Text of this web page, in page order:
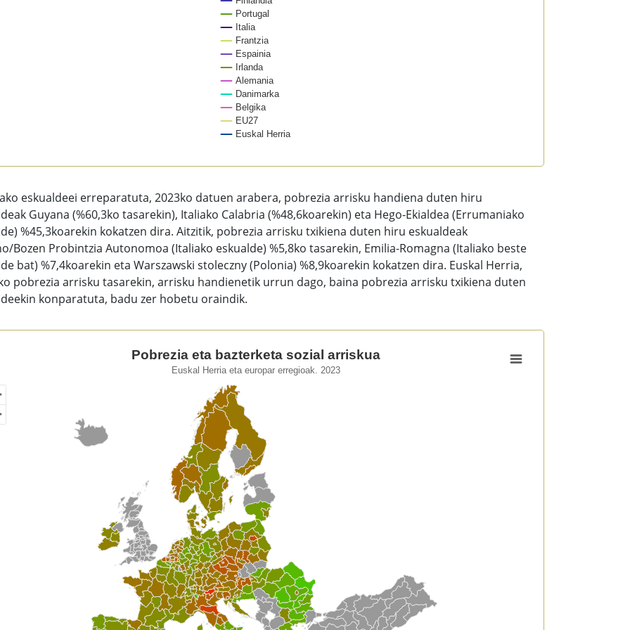
Portugal
Italia
Frantzia
Espainia
Irlanda
Alemania
Danimarka
Belgika
EU27
Euskal Herria
eskualdeei erreparatuta, 2023ko datuen arabera, pobrezia arrisku handiena duten hiru
Guyana (%60,3ko tasarekin), Italiako Calabria (%48,6koarekin) eta Hego-Ekialdea (Errumaniako
%45,3koarekin kokatzen dira. Aitzitik, pobrezia arrisku txikiena duten hiru eskualdeak
Bozen Probintzia Autonomoa (Italiako eskualde) %5,8ko tasarekin, Emilia-Romagna (Italiako beste
bat) %7,4koarekin eta Warszawski stoleczny (Polonia) %8,9koarekin kokatzen dira. Euskal Herria,
pobrezia arrisku tasarekin, arrisku handienetik urrun dago, baina pobrezia arrisku txikiena duten
konparatuta, badu zer hobetu oraindik.
eta bazterketa sozial arriskua
of unspecified region with 1 data series.
Herria eta europar erregioak. 2023
as data table, Pobrezia eta bazterketa sozial arriskua
Pobrezia eta bazterketa sozial arriskua
Euskal Herria eta europar erregioak. 2023